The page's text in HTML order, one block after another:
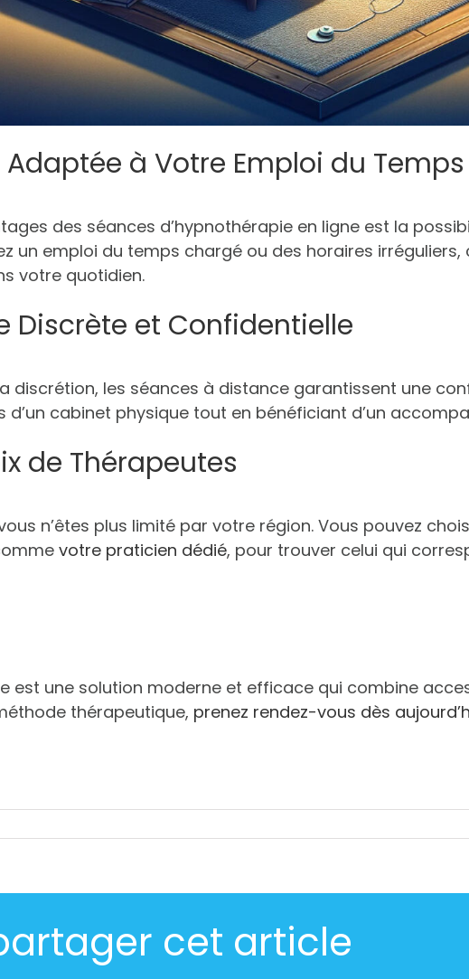
Adaptée à Votre Emploi du Temps
des séances d’hypnothérapie en ligne est la
un emploi du temps chargé ou des horaires
votre quotidien.
Discrète et Confidentielle
discrétion, les séances à distance garantissent une
d’un cabinet physique tout en bénéficiant d’un
de Thérapeutes
n’êtes plus limité par votre région. Vous pouvez
votre praticien dédié, pour trouver celui qui
est une solution moderne et efficace qui combine
thérapeutique, prenez rendez-vous dès
cet article